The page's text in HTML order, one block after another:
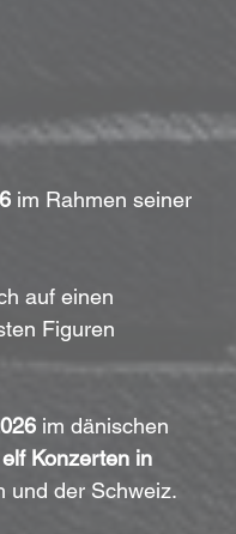
im Rahmen seiner
auf einen
Figuren
im dänischen
elf Konzerten in
und der Schweiz.